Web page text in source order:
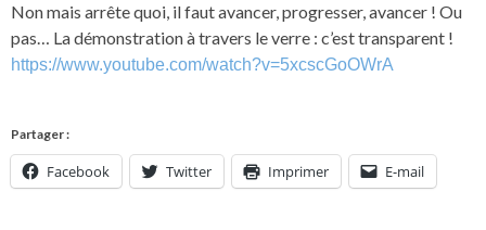
Non mais arrête quoi, il faut avancer, progresser, avancer ! Ou
pas… La démonstration à travers le verre : c’est transparent !
https://www.youtube.com/watch?v=5xcscGoOWrA
Partager :
Facebook Twitter Imprimer E-mail